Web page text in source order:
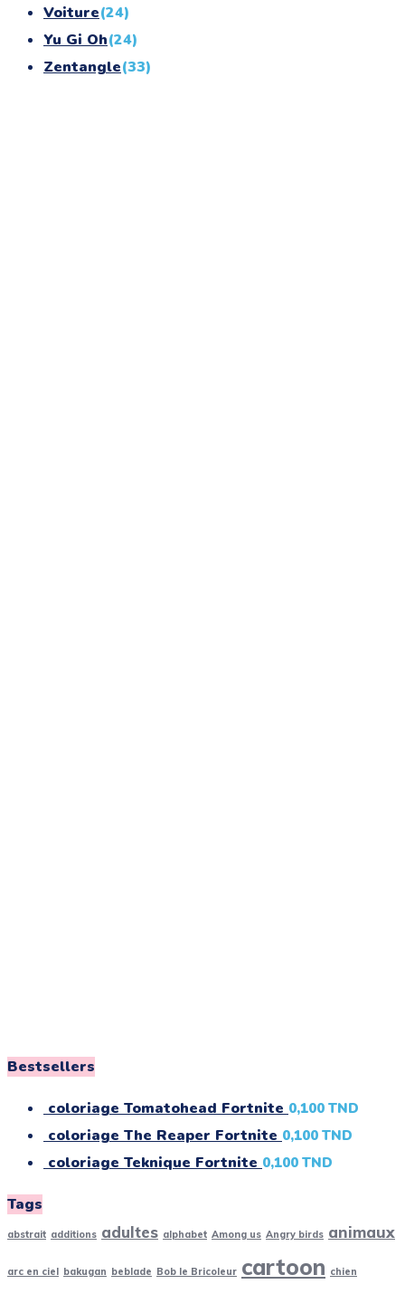
Voiture(24)
Yu Gi Oh(24)
Zentangle(33)
Bestsellers
coloriage Tomatohead Fortnite 0,100 TND
coloriage The Reaper Fortnite 0,100 TND
coloriage Teknique Fortnite 0,100 TND
Tags
abstrait additions adultes alphabet Among us Angry birds animaux
arc en ciel bakugan beblade Bob le Bricoleur cartoon chien